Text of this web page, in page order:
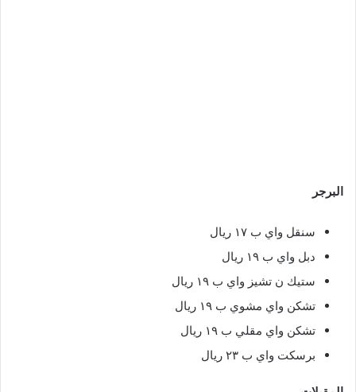
البرجر
سنقل واي ب ١٧ ريال
دبل واي ب ١٩ ريال
ستيك ن تشيز واي ب ١٩ ريال
تشكن واي مشوي ب ١٩ ريال
تشكن واي مقلي ب ١٩ ريال
برسكت واي ب ٢٣ ريال